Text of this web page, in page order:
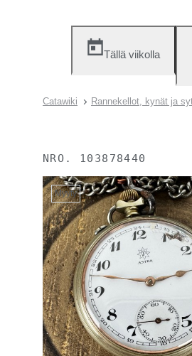
Tällä viikolla
Catawiki Rannekellot, kynät ja
NRO. 103878440
Myyty